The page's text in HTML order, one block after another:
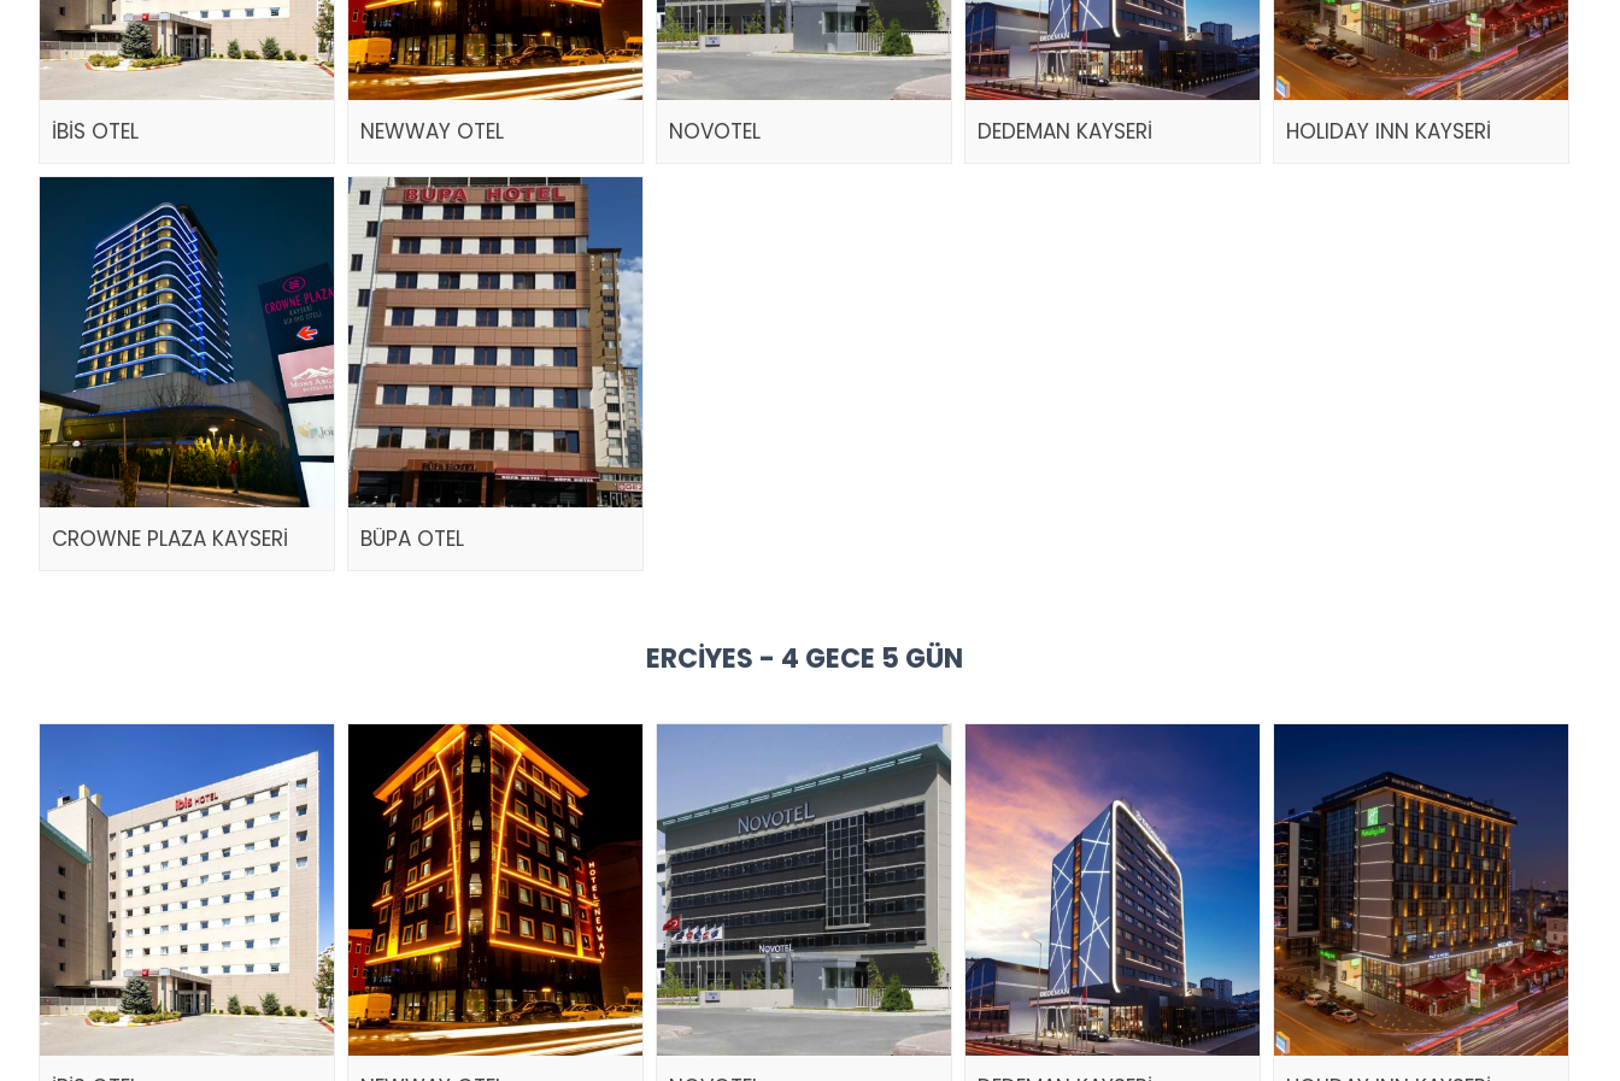
İBİS OTEL NEWWAY OTEL NOVOTEL DEDEMAN KAYSERİ HOLIDAY INN KAYSERİ
CROWNE PLAZA KAYSERİ BÜPA OTEL
ERCIYES - 4 GECE 5 GÜN